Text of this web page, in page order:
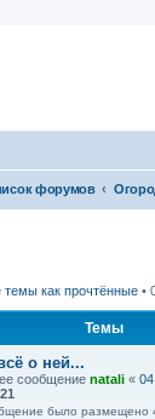
форумов
темы как прочтённые•
Темы
о ней...
сообщение natali «
21
было размещено